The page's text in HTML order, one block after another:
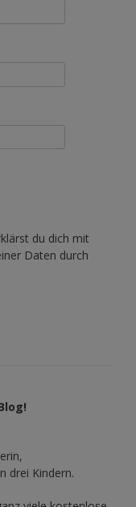
du dich mit
Daten durch
drei Kindern.